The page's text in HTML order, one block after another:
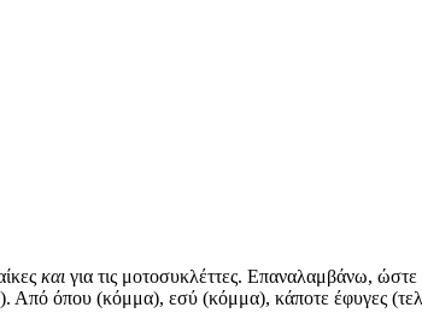
και για τις μοτοσυκλέττες. Επαναλαμβάνω,
Από όπου (κόμμα), εσύ (κόμμα), κάποτε έφυγες